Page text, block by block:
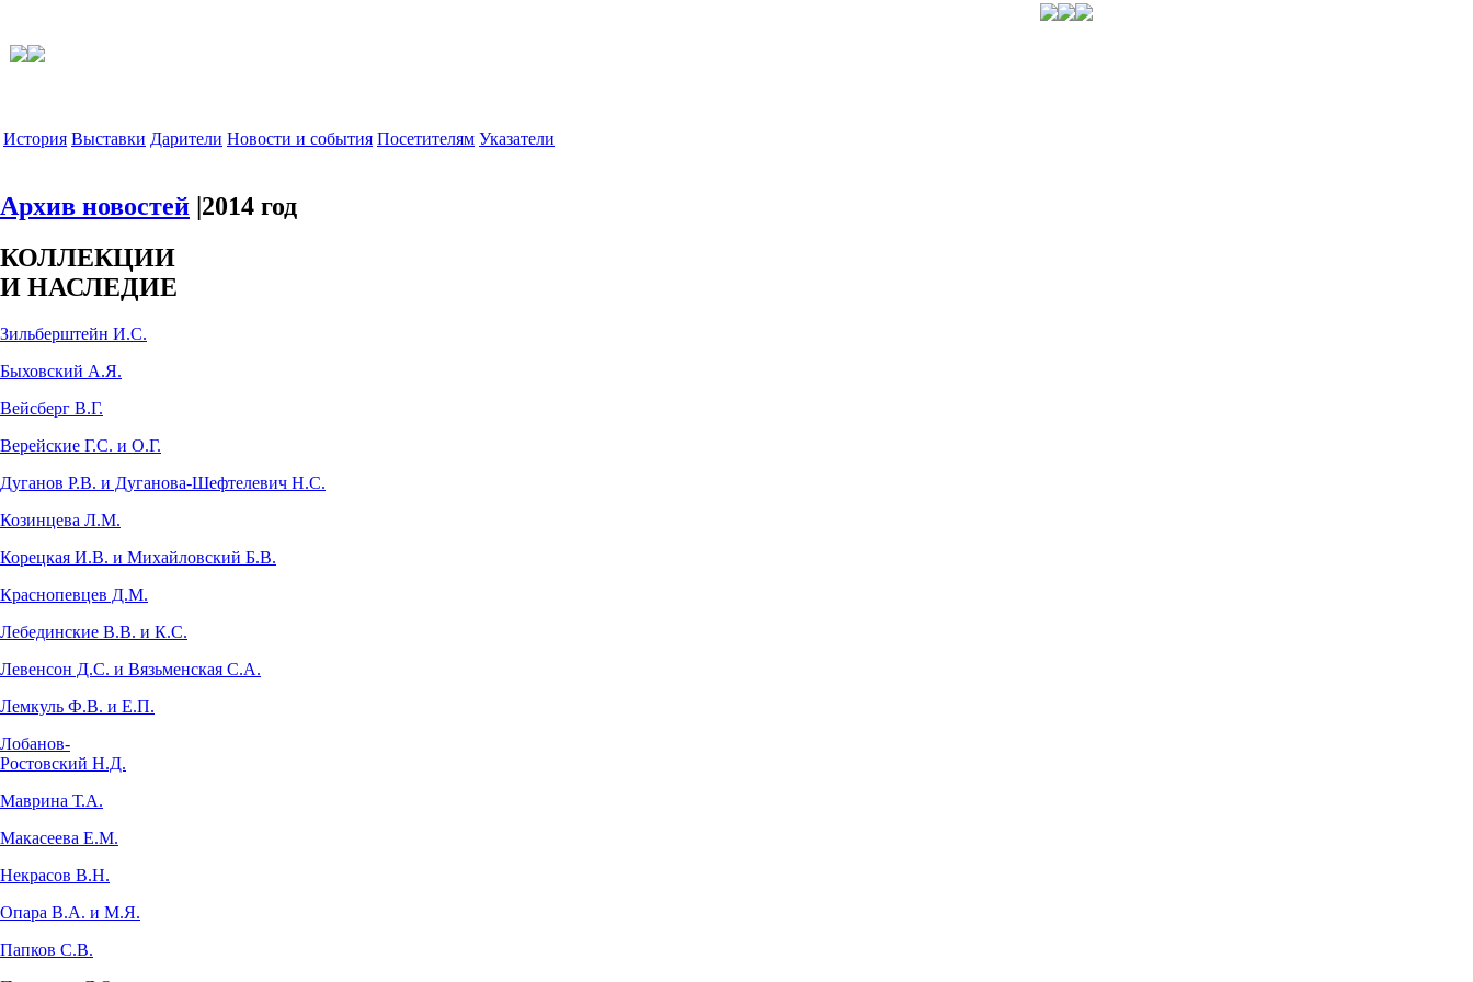
История Выставки Дарители Новости и события Посетителям Указатели
Архив новостей |2014 год
КОЛЛЕКЦИИ
И НАСЛЕДИЕ
Зильберштейн И.С.
Быховский А.Я.
Вейсберг В.Г.
Верейские Г.С. и О.Г.
Дуганов Р.В. и Дуганова-Шефтелевич Н.С.
Козинцева Л.М.
Корецкая И.В. и Михайловский Б.В.
Краснопевцев Д.М.
Лебединские В.В. и К.С.
Левенсон Д.С. и Вязьменская С.А.
Лемкуль Ф.В. и Е.П.
Лобанов-
Ростовский Н.Д.
Маврина Т.А.
Макасеева Е.М.
Некрасов В.Н.
Опара В.А. и М.Я.
Папков С.В.